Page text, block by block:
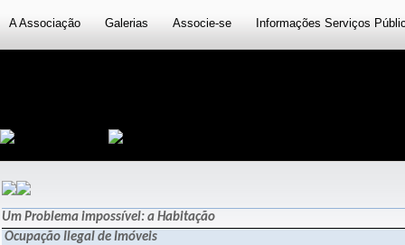
A Associação Galerias Associe-se Informações Serviços
Um Problema impossível: a Habitação
Ocupação Ilegal de Imóveis